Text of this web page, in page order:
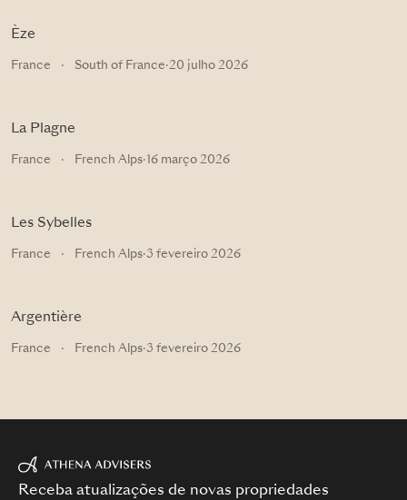
Èze
France · South of France·20 julho 2026
La Plagne
France · French Alps·16 março 2026
Les Sybelles
France · French Alps·3 fevereiro 2026
Argentière
France · French Alps·3 fevereiro 2026
Receba atualizações de novas propriedades